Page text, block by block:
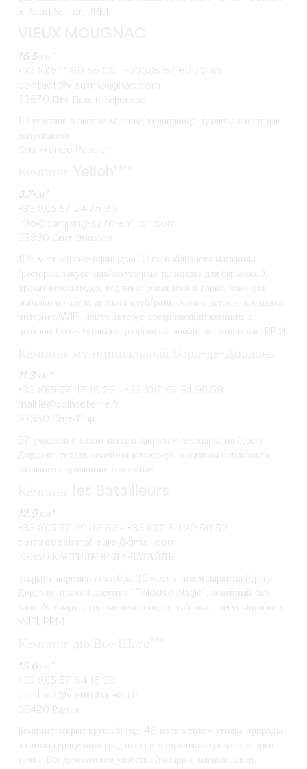
и Road Surfer, PRM
16,5 км*
+33 (0)6 11 80 55 06 - +33(0)5 57 69 72 85
contact@vieuxmougnac.com
33570 Пти-Пале-и-Корнемпс
10 участков в лесном массиве, водопровод, туалеты, животные
допускаются
Сеть France Passion
3,7 км*
+33 (0)5 57 24 75 80
info@camping-saint-emilion.com
33330 Сент-Эмильон
105 мест в парке площадью 10 га, поблизости магазины
(ресторан, закусочная/закусочная, площадка для барбекю...),
прокат велосипедов, водная игровая зона и горки, зона для
рыбалки на озере, детский клуб/развлечения, детская площадка,
интернет/WIFI, шаттл-автобус, соединяющий кемпинг с
центром Сент-Эмильона, разрешены домашние животные, PRM
11,3 км*
+33 (0)5 57 47 16 23 - +33 (0)7 62 81 95 59
mairie@sainteterre.fr
33350 Сент-Терр
27 участков в тихом месте в закрытом лесопарке на берегу
Дордони, теплая, семейная атмосфера, магазины поблизости,
разрешены домашние животные
12,9 км*
+33 (0)5 57 40 42 83 - +33 (0)7 84 20 50 52
centredesbatailleurs@gmail.com
33350 КАСТИЛЬОН-ЛА-БАТАЙЛЬ
открыт с апреля по октябрь, 35 мест в тихом парке на берегу
Дордони, прямой доступ к "Pelouse plage", семейный бар,
каноэ/байдарки, горные велосипеды, рыбалка..., дегустация вин,
WIFI, PRM
15,6 км*
+33 (0)5 57 84 15 38
contact@vieuxchateau.fr
33420 Раузан
Кемпинг открыт круглый год, 46 мест в тихом уголке природы
в самом сердце виноградников и у подножия средневекового
замка. Все деревенские удобства (пекарни, мясные лавки,